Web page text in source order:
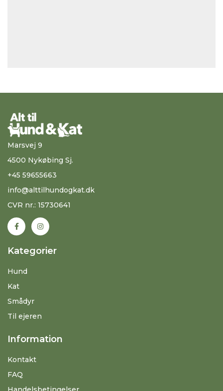
Marsvej 9
4500 Nykøbing Sj.
+45 59655663
info@alttilhundogkat.dk
CVR nr.: 15730641
Kategorier
Hund
Kat
Smådyr
Til ejeren
Information
Kontakt
FAQ